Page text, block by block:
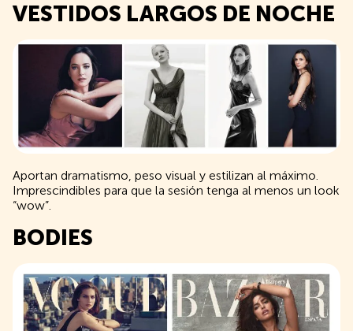
VESTIDOS LARGOS DE NOCHE
Aportan dramatismo, peso visual y estilizan al máximo.
Imprescindibles para que la sesión tenga al menos un look
“wow”.
BODIES